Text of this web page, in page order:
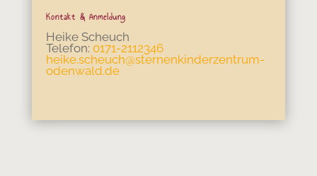
Kontakt & Anmeldung
Heike Scheuch
Telefon: 0171-2112346
heike.scheuch@sternenkinderzentrum-
odenwald.de